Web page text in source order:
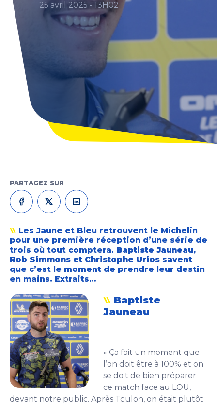
25 avril 2025 - 13H02
PARTAGEZ SUR
Les Jaune et Bleu retrouvent le Michelin
pour une première réception d’une série de
trois où tout comptera. Baptiste Jauneau,
Rob Simmons et Christophe Urios savent
que c’est le moment de prendre leur destin
en mains. Extraits…
Baptiste
Jauneau
« Ça fait un moment que
l’on doit être à 100% et on
se doit de bien préparer
ce match face au LOU,
devant notre public. Après Toulon, on était plutôt